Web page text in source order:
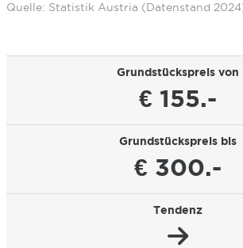
Quelle: Statistik Austria (Datenstand
Grundstückspreis von
€ 155.-
Grundstückspreis bis
€ 300.-
Tendenz